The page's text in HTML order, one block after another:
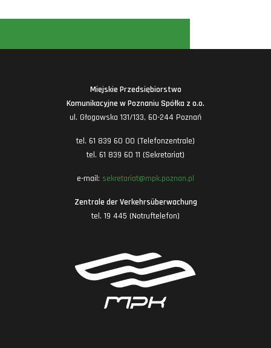
Miejskie Przedsiębiorstwo
Komunikacyjne w Poznaniu Spółka z o.o.
ul. Głogowska 131/133, 60-244 Poznań
tel. 61 839 60 00 (Telefonzentrale)
tel. 61 839 60 11 (Sekretariat)
e-mail: sekretariat@mpk.poznan.pl
Zentrale der Verkehrsüberwachung
tel. 19 445 (Notruftelefon)